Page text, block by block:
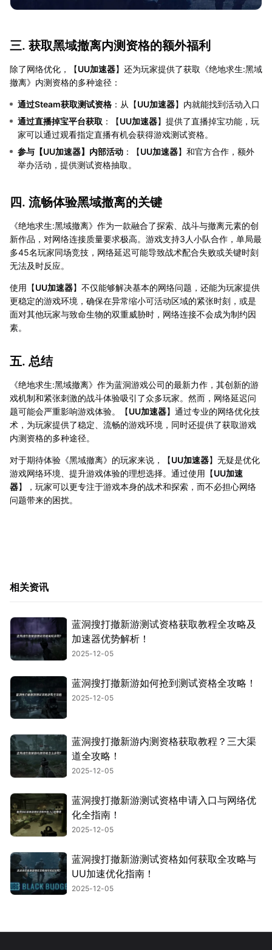
三. 获取黑域撤离内测资格的额外福利
除了网络优化，【UU加速器】还为玩家提供了获取《绝地求生:黑域
撤离》内测资格的多种途径：
通过Steam获取测试资格 ：从【UU加速器】内就能找到活动入口
通过直播掉宝平台获取 ：【UU加速器】提供了直播掉宝功能，玩
家可以通过观看指定直播有机会获得游戏测试资格。
参与【UU加速器】内部活动 ：【UU加速器】和官方合作，额外
举办活动，提供测试资格抽取。
四. 流畅体验黑域撤离的关键
《绝地求生:黑域撤离》作为一款融合了探索、战斗与撤离元素的创
新作品，对网络连接质量要求极高。游戏支持3人小队合作，单局最
多45名玩家同场竞技，网络延迟可能导致战术配合失败或关键时刻
无法及时反应。
使用【UU加速器】不仅能够解决基本的网络问题，还能为玩家提供
更稳定的游戏环境，确保在异常缩小可活动区域的紧张时刻，或是
面对其他玩家与致命生物的双重威胁时，网络连接不会成为制约因
素。
五. 总结
《绝地求生:黑域撤离》作为蓝洞游戏公司的最新力作，其创新的游
戏机制和紧张刺激的战斗体验吸引了众多玩家。然而，网络延迟问
题可能会严重影响游戏体验。【UU加速器】通过专业的网络优化技
术，为玩家提供了稳定、流畅的游戏环境，同时还提供了获取游戏
内测资格的多种途径。
对于期待体验《黑域撤离》的玩家来说，【UU加速器】无疑是优化
游戏网络环境、提升游戏体验的理想选择。通过使用【UU加速
器】，玩家可以更专注于游戏本身的战术和探索，而不必担心网络
问题带来的困扰。
相关资讯
蓝洞搜打撤新游测试资格获取教程全攻略及
加速器优势解析！
2025-12-05
蓝洞搜打撤新游如何抢到测试资格全攻略！
2025-12-05
蓝洞搜打撤新游内测资格获取教程？三大渠
道全攻略！
2025-12-05
蓝洞搜打撤新游测试资格申请入口与网络优
化全指南！
2025-12-05
蓝洞搜打撤新游测试资格如何获取全攻略与
UU加速优化指南！
2025-12-05